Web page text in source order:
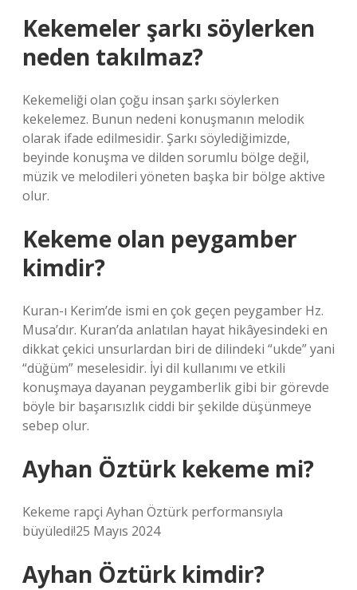
Kekemeler şarkı söylerken
neden takılmaz?
Kekemeliği olan çoğu insan şarkı söylerken
kekelemez. Bunun nedeni konuşmanın melodik
olarak ifade edilmesidir. Şarkı söylediğimizde,
beyinde konuşma ve dilden sorumlu bölge değil,
müzik ve melodileri yöneten başka bir bölge aktive
olur.
Kekeme olan peygamber
kimdir?
Kuran-ı Kerim’de ismi en çok geçen peygamber Hz.
Musa’dır. Kuran’da anlatılan hayat hikâyesindeki en
dikkat çekici unsurlardan biri de dilindeki “ukde” yani
“düğüm” meselesidir. İyi dil kullanımı ve etkili
konuşmaya dayanan peygamberlik gibi bir görevde
böyle bir başarısızlık ciddi bir şekilde düşünmeye
sebep olur.
Ayhan Öztürk kekeme mi?
Kekeme rapçi Ayhan Öztürk performansıyla
büyüledi!25 Mayıs 2024
Ayhan Öztürk kimdir?